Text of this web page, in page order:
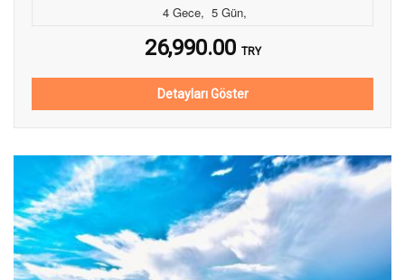
4 Gece, 5 Gün,
26,990.00 TRY
Detayları Göster